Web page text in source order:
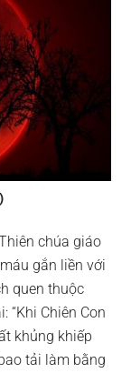
chúa giáo
gắn liền với
quen thuộc
“Khi Chiên Con
khủng khiếp
tải làm bằng